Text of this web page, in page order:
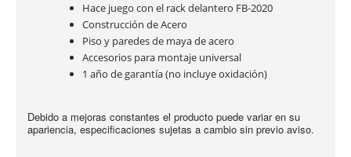
Hace juego con el rack delantero FB-2020
Construcción de Acero
Piso y paredes de maya de acero
Accesorios para montaje universal
1 año de garantía (no incluye oxidación)
Debido a mejoras constantes el producto puede variar en su
apariencia, especificaciones sujetas a cambio sin previo aviso.